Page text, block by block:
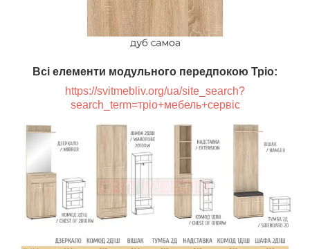
Всі елементи модульного передпокою Тріо:
https://svitmebliv.org/ua/site_search?
search_term=тріо+мебель+сервіс